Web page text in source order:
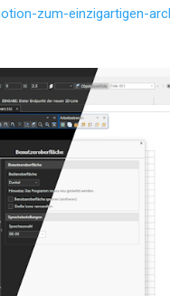
zum-einzigartigen-